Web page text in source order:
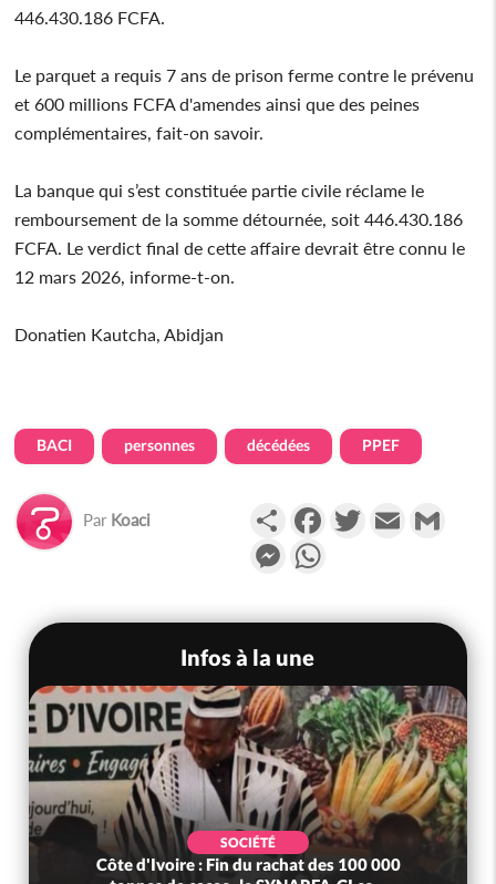
446.430.186 FCFA.
Le parquet a requis 7 ans de prison ferme contre le prévenu
et 600 millions FCFA d'amendes ainsi que des peines
complémentaires, fait-on savoir.
La banque qui s’est constituée partie civile réclame le
remboursement de la somme détournée, soit 446.430.186
FCFA. Le verdict final de cette affaire devrait être connu le
12 mars 2026, informe-t-on.
Donatien Kautcha, Abidjan
BACI personnes décédées PPEF
Par Koaci PartagerFacebookTwitterEmail
Messenger
Infos à la une
SOCIÉTÉ
Côte d'Ivoire : Fin du rachat des 100 000